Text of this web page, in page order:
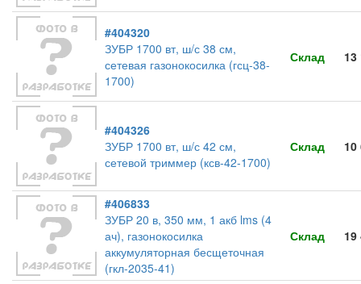
#404320
ЗУБР 1700 вт, ш/с 38 см,
сетевая газонокосилка (гсц-38-
1700)
Склад 13
#404326
ЗУБР 1700 вт, ш/с 42 см,
сетевой триммер (ксв-42-1700)
Склад 10
#406833
ЗУБР 20 в, 350 мм, 1 акб lms (4
ач), газонокосилка
аккумуляторная бесщеточная
(гкл-2035-41)
Склад 19